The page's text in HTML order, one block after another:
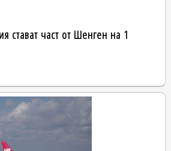
стават част от Шенген на 1